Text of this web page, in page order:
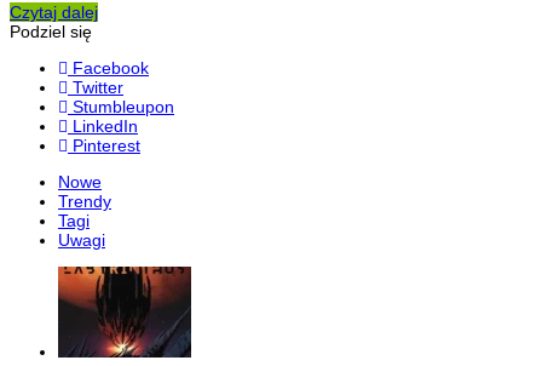
Czytaj dalej
Podziel się
Facebook
Twitter
Stumbleupon
LinkedIn
Pinterest
Nowe
Trendy
Tagi
Uwagi